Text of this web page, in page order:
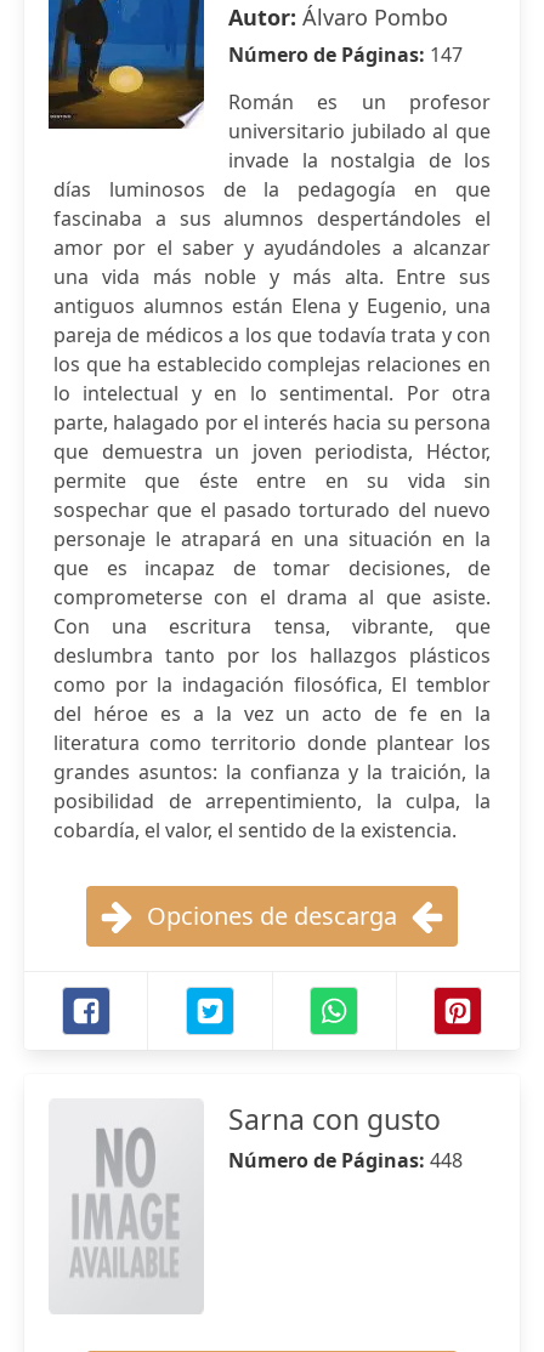
Autor: Álvaro Pombo
Número de Páginas: 147
Román es un profesor
universitario jubilado al que
invade la nostalgia de los
días luminosos de la pedagogía en que
fascinaba a sus alumnos despertándoles el
amor por el saber y ayudándoles a alcanzar
una vida más noble y más alta. Entre sus
antiguos alumnos están Elena y Eugenio, una
pareja de médicos a los que todavía trata y con
los que ha establecido complejas relaciones en
lo intelectual y en lo sentimental. Por otra
parte, halagado por el interés hacia su persona
que demuestra un joven periodista, Héctor,
permite que éste entre en su vida sin
sospechar que el pasado torturado del nuevo
personaje le atrapará en una situación en la
que es incapaz de tomar decisiones, de
comprometerse con el drama al que asiste.
Con una escritura tensa, vibrante, que
deslumbra tanto por los hallazgos plásticos
como por la indagación filosófica, El temblor
del héroe es a la vez un acto de fe en la
literatura como territorio donde plantear los
grandes asuntos: la confianza y la traición, la
posibilidad de arrepentimiento, la culpa, la
cobardía, el valor, el sentido de la existencia.
Opciones de descarga
Sarna con gusto
Número de Páginas: 448